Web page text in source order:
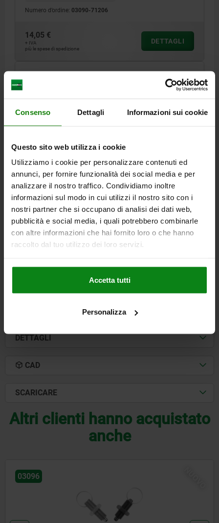
Consenso Dettagli Informazioni sui cookie
Questo sito web utilizza i cookie
Utilizziamo i cookie per personalizzare contenuti ed
annunci, per fornire funzionalità dei social media e per
analizzare il nostro traffico. Condividiamo inoltre
informazioni sul modo in cui utilizzi il nostro sito con i
nostri partner che si occupano di analisi dei dati web,
pubblicità e social media, i quali potrebbero combinarle
con altre informazioni che hai fornito loro o che hanno
raccolto dal tuo utilizzo dei loro servizi.
Accetta tutti
Personalizza
Numero d’ordine: 03090-71206
14,05 €
+ IVA
più le spese di spedizione
DETTAGLI
SPINA DI POSIZIONE ANELLO DI MARCATURA DI.3
D1=M16X1,5, D=8, FORMA:A SENZA INCAVO
D'ARRESTO SENZA CONTRODADO, ACCIAIO
TEMPRATO, COMP:RESINA TERMOPLASTICA
DIAMETRO DEL PERNO=8
FILETTATURA=M16X1,5
LUNGHEZZA=68
FORMA=A D2=33 L1=26 L2=10 L3=23
CORSA S=8 SW1=19
F X 30°=2,3
FORZA ELASTICA INIZIO F1 CA. N=15
FORZA ELASTICA FINE F2 CA. N=35
DETTAGLI
CAD
SCARICARE
Altri clienti hanno acquistato
anche